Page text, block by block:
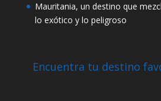
Mauritania, un destino que
lo exótico y lo peligroso
Encuentra tu destino